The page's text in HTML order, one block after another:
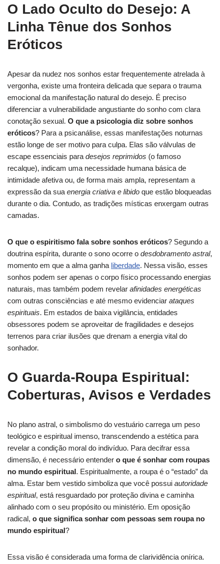
O Lado Oculto do Desejo: A
Linha Tênue dos Sonhos
Eróticos
Apesar da nudez nos sonhos estar frequentemente atrelada à
vergonha, existe uma fronteira delicada que separa o trauma
emocional da manifestação natural do desejo. É preciso
diferenciar a vulnerabilidade angustiante do sonho com clara
conotação sexual. O que a psicologia diz sobre sonhos
eróticos? Para a psicanálise, essas manifestações noturnas
estão longe de ser motivo para culpa. Elas são válvulas de
escape essenciais para desejos reprimidos (o famoso
recalque), indicam uma necessidade humana básica de
intimidade afetiva ou, de forma mais ampla, representam a
expressão da sua energia criativa e libido que estão bloqueadas
durante o dia. Contudo, as tradições místicas enxergam outras
camadas.
O que o espiritismo fala sobre sonhos eróticos? Segundo a
doutrina espírita, durante o sono ocorre o desdobramento astral,
momento em que a alma ganha liberdade. Nessa visão, esses
sonhos podem ser apenas o corpo físico processando energias
naturais, mas também podem revelar afinidades energéticas
com outras consciências e até mesmo evidenciar ataques
espirituais. Em estados de baixa vigilância, entidades
obsessores podem se aproveitar de fragilidades e desejos
terrenos para criar ilusões que drenam a energia vital do
sonhador.
O Guarda-Roupa Espiritual:
Coberturas, Avisos e Verdades
No plano astral, o simbolismo do vestuário carrega um peso
teológico e espiritual imenso, transcendendo a estética para
revelar a condição moral do indivíduo. Para decifrar essa
dimensão, é necessário entender o que é sonhar com roupas
no mundo espiritual. Espiritualmente, a roupa é o “estado” da
alma. Estar bem vestido simboliza que você possui autoridade
espiritual, está resguardado por proteção divina e caminha
alinhado com o seu propósito ou ministério. Em oposição
radical, o que significa sonhar com pessoas sem roupa no
mundo espiritual?
Essa visão é considerada uma forma de clarividência onírica.